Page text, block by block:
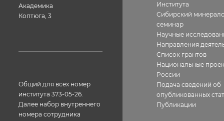
Академика
Коптюга, 3
Общий для всех номер
института 373-05-26.
Далее набор внутреннего
номера сотрудника
Института
Сибирский
семинар
Научные
Направления
Список грантов
Национальные
России
Подача сведений об
опубликованных
Публикации